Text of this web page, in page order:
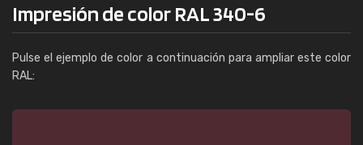
Impresión de color RAL 340-6
Pulse el ejemplo de color a continuación para ampliar este color
RAL: